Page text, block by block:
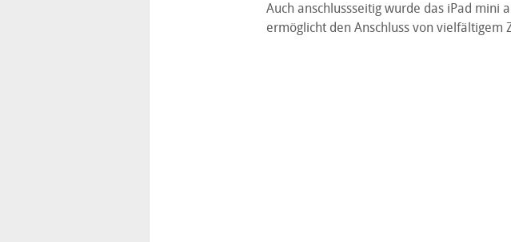
Auch anschlussseitig wurde das iPad mini
ermöglicht den Anschluss von vielfältigem